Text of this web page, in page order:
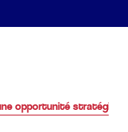
opportunité